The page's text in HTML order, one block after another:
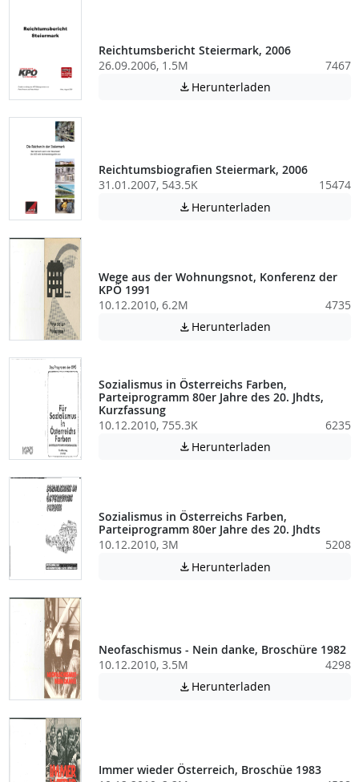
Reichtumsbericht Steiermark, 2006
26.09.2006, 1.5M
7467
 Herunterladen
Reichtumsbiografien Steiermark, 2006
31.01.2007, 543.5K
15474
 Herunterladen
Wege aus der Wohnungsnot, Konferenz der
KPÖ 1991
10.12.2010, 6.2M
4735
 Herunterladen
Sozialismus in Österreichs Farben,
Parteiprogramm 80er Jahre des 20. Jhdts,
Kurzfassung
10.12.2010, 755.3K
6235
 Herunterladen
Sozialismus in Österreichs Farben,
Parteiprogramm 80er Jahre des 20. Jhdts
10.12.2010, 3M
5208
 Herunterladen
Neofaschismus - Nein danke, Broschüre 1982
10.12.2010, 3.5M
4298
 Herunterladen
Immer wieder Österreich, Broschüe 1983